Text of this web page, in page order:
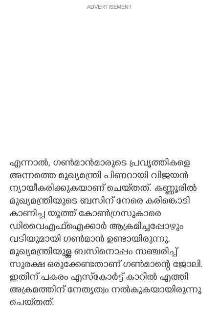
ADVERTISEMENT
എന്നാൽ, ഗൺമാൻമാരുടെ പ്രവൃത്തികളെ
അന്നത്തെ മുഖ്യമന്ത്രി പിണറായി വിജയൻ
ന്യായീകരിക്കുകയാണ് ചെയ്‌തത്. കണ്ണൂരിൽ
മുഖ്യമന്ത്രിയുടെ ബസിന് നേരെ കരിങ്കൊടി
കാണിച്ച യൂത്ത് കോൺഗ്രസുകാരെ
ഡിവൈഎഫ്‌ഐക്കാർ ആക്രമിച്ചപ്പോഴും
വടിയുമായി ഗൺമാൻ ഉണ്ടായിരുന്നു.
മുഖ്യമന്ത്രിയുള്ള ബസിനൊപ്പം സഞ്ചരിച്ച്
സുരക്ഷ ഒരുക്കേണ്ടതാണ് ഗൺമാന്റെ ജോലി.
ഇതിന് പകരം എസ്‌കോർട്ട് കാറിൽ എത്തി
അക്രമത്തിന് നേതൃത്വം നൽകുകയായിരുന്നു
ചെയ്‌തത്.